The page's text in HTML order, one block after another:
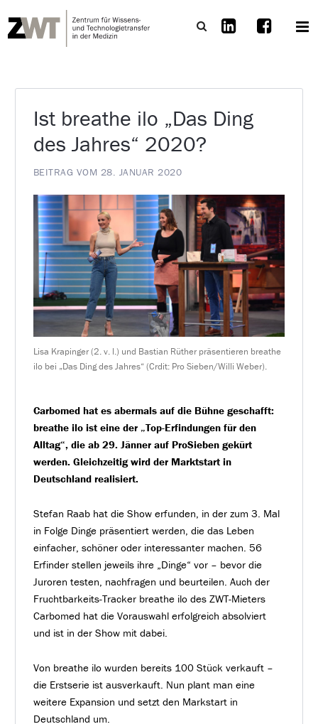
Ist breathe ilo „Das Ding
des Jahres“ 2020?
BEITRAG VOM 28. JANUAR 2020
Lisa Krapinger (2. v. l.) und Bastian Rüther präsentieren breathe
ilo bei „Das Ding des Jahres“ (Crdit: Pro Sieben/Willi Weber).
Carbomed hat es abermals auf die Bühne geschafft:
breathe ilo ist eine der „Top-Erfindungen für den
Alltag“, die ab 29. Jänner auf ProSieben gekürt
werden. Gleichzeitig wird der Marktstart in
Deutschland realisiert.
Stefan Raab hat die Show erfunden, in der zum 3. Mal
in Folge Dinge präsentiert werden, die das Leben
einfacher, schöner oder interessanter machen. 56
Erfinder stellen jeweils ihre „Dinge“ vor – bevor die
Juroren testen, nachfragen und beurteilen. Auch der
Fruchtbarkeits-Tracker breathe ilo des ZWT-Mieters
Carbomed hat die Vorauswahl erfolgreich absolviert
und ist in der Show mit dabei.
Von breathe ilo wurden bereits 100 Stück verkauft –
die Erstserie ist ausverkauft. Nun plant man eine
weitere Expansion und setzt den Markstart in
Deutschland um.